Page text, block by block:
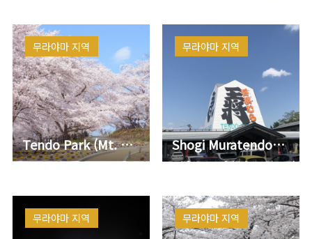
품질탕, 여…
Tendo Park (Mt. Maizuru)
무라야마 지역
Shogi Muratendotower
무라야마 지역
무라야마 지역 무라야마 지역